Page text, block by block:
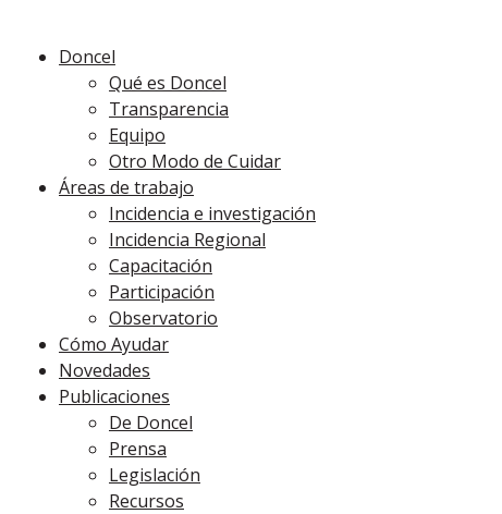
Doncel
Qué es Doncel
Transparencia
Equipo
Otro Modo de Cuidar
Áreas de trabajo
Incidencia e investigación
Incidencia Regional
Capacitación
Participación
Observatorio
Cómo Ayudar
Novedades
Publicaciones
De Doncel
Prensa
Legislación
Recursos